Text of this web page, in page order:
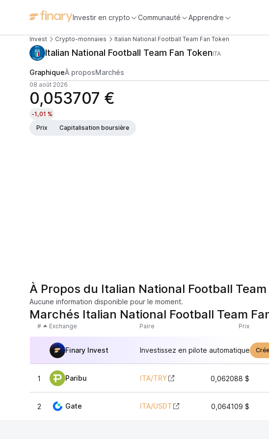
Investir en crypto Communauté Apprendre
Invest Crypto-monnaies Italian National Football Team Fan Token
Italian National Football Team Fan TokenITA
GraphiqueÀ proposMarchés
08 août 2026
0,053707 €
-1,01 %
Prix
Capitalisation boursière
À Propos du Italian National Football Team
Aucune information disponible pour le moment.
Marchés Italian National Football Team
# Exchange Paire Prix
Finary Invest Investissez en pilote automatique
1 Paribu ITA/TRY 0,062088 $
2 Gate ITA/USDT 0,064109 $